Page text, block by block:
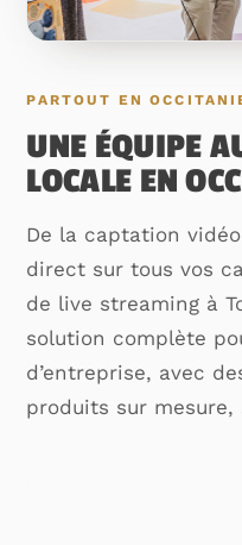
PARTOUT EN
UNE ÉQUIPE
LOCALE EN
De la captation
direct sur tous vos
de live streaming à
solution complète
d’entreprise, avec
produits sur mesure,